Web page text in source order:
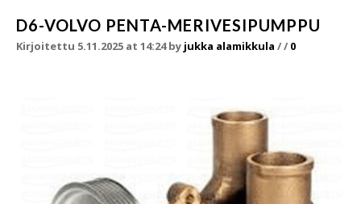
D6-VOLVO PENTA-MERIVESIPUMPPU
Kirjoitettu 5.11.2025 at 14:24by jukka alamikkula // 0